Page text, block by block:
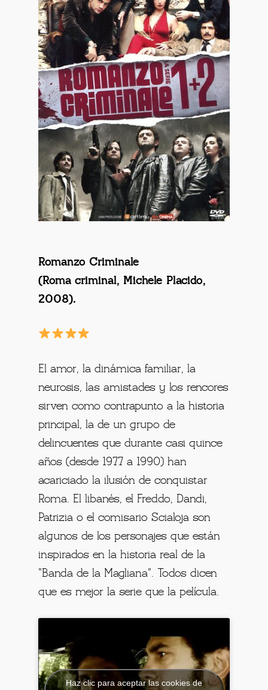
Romanzo Criminale
(Roma criminal, Michele Placido,
2008).
El amor, la dinámica familiar, la
neurosis, las amistades y los rencores
sirven como contrapunto a la historia
principal, la de un grupo de
delincuentes que durante casi quince
años (desde 1977 a 1990) han
acariciado la ilusión de conquistar
Roma. El libanés, el Freddo, Dandi,
Patrizia o el comisario Scialoja son
algunos de los personajes que están
inspirados en la historia real de la
“Banda de la Magliana”. Todos dicen
que es mejor la serie que la película.
Haz clic para aceptar las cookies de